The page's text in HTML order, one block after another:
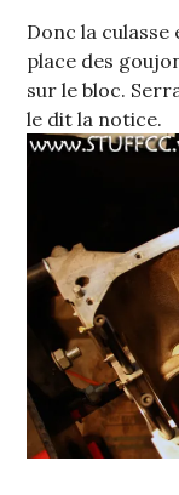
Donc la culasse
place des
sur le bloc.
le dit la notice.